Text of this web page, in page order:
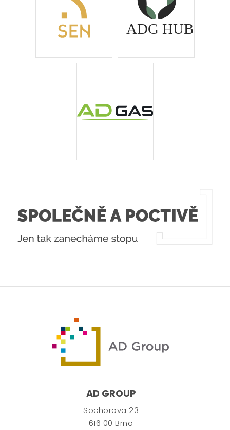
AD GROUP
Sochorova 23
616 00 Brno